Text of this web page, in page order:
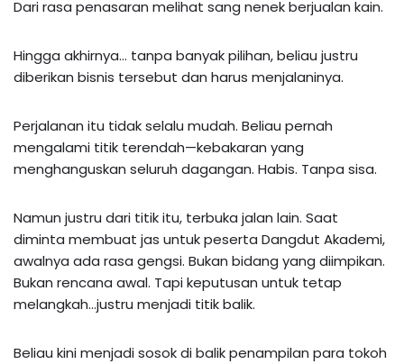
Dari rasa penasaran melihat sang nenek berjualan kain.
Hingga akhirnya… tanpa banyak pilihan, beliau justru
diberikan bisnis tersebut dan harus menjalaninya.
Perjalanan itu tidak selalu mudah. Beliau pernah
mengalami titik terendah—kebakaran yang
menghanguskan seluruh dagangan. Habis. Tanpa sisa.
Namun justru dari titik itu, terbuka jalan lain. Saat
diminta membuat jas untuk peserta Dangdut Akademi,
awalnya ada rasa gengsi. Bukan bidang yang diimpikan.
Bukan rencana awal. Tapi keputusan untuk tetap
melangkah…justru menjadi titik balik.
Beliau kini menjadi sosok di balik penampilan para tokoh